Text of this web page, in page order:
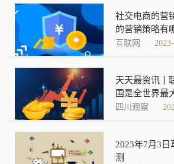
社交电商的营
的营销策略有
互联网
天天最资讯丨
国是全世界最
四川观察
2023年7月3
测